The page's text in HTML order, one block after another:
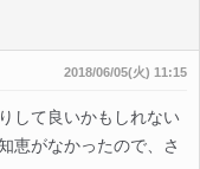
2018/06/05(火) 11:15
して良いかもしれない
恵がなかったので、さ